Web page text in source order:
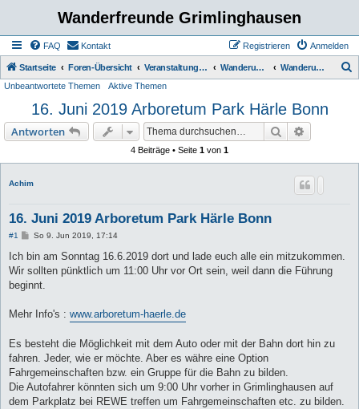
Wanderfreunde Grimlinghausen
FAQ Kontakt Anmelden
Registrieren
Startseite Foren-Übersicht Veranstaltungen / Wanderungen Wanderungen Wanderungen bis 5 km
Unbeantwortete Themen Aktive Themen
16. Juni 2019 Arboretum Park Härle Bonn
Antworten Suche
4 Beiträge • Seite 1 von 1
Achim
16. Juni 2019 Arboretum Park Härle Bonn
#1
B
i
r
a
So 9. Jun 2019, 17:14
Ich bin am Sonntag 16.6.2019 dort und lade euch alle ein mitzukommen.
Wir sollten pünktlich um 11:00 Uhr vor Ort sein, weil dann die Führung
beginnt.
Mehr Info's : www.arboretum-haerle.de
Es besteht die Möglichkeit mit dem Auto oder mit der Bahn dort hin zu
fahren. Jeder, wie er möchte. Aber es währe eine Option
Fahrgemeinschaften bzw. ein Gruppe für die Bahn zu bilden.
Die Autofahrer könnten sich um 9:00 Uhr vorher in Grimlinghausen auf
dem Parkplatz bei REWE treffen um Fahrgemeinschaften etc. zu bilden.